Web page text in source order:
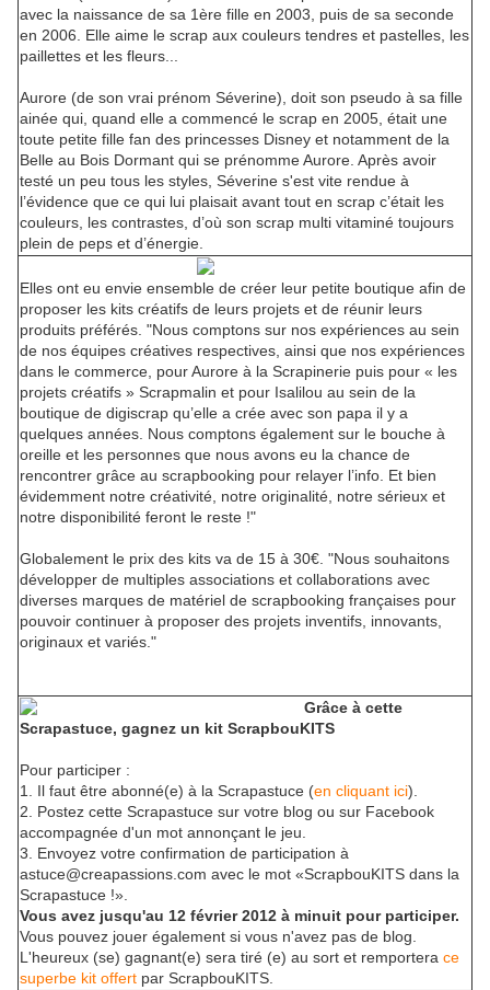
avec la naissance de sa 1ère fille en 2003, puis de sa seconde
en 2006. Elle aime le scrap aux couleurs tendres et pastelles, les
paillettes et les fleurs...
Aurore (de son vrai prénom Séverine), doit son pseudo à sa fille
ainée qui, quand elle a commencé le scrap en 2005, était une
toute petite fille fan des princesses Disney et notamment de la
Belle au Bois Dormant qui se prénomme Aurore. Après avoir
testé un peu tous les styles, Séverine s'est vite rendue à
l’évidence que ce qui lui plaisait avant tout en scrap c’était les
couleurs, les contrastes, d’où son scrap multi vitaminé toujours
plein de peps et d’énergie.
Elles ont eu envie ensemble de créer leur petite boutique afin de
proposer les kits créatifs de leurs projets et de réunir leurs
produits préférés. "Nous comptons sur nos expériences au sein
de nos équipes créatives respectives, ainsi que nos expériences
dans le commerce, pour Aurore à la Scrapinerie puis pour « les
projets créatifs » Scrapmalin et pour Isalilou au sein de la
boutique de digiscrap qu’elle a crée avec son papa il y a
quelques années. Nous comptons également sur le bouche à
oreille et les personnes que nous avons eu la chance de
rencontrer grâce au scrapbooking pour relayer l’info. Et bien
évidemment notre créativité, notre originalité, notre sérieux et
notre disponibilité feront le reste !"
Globalement le prix des kits va de 15 à 30€. "Nous souhaitons
développer de multiples associations et collaborations avec
diverses marques de matériel de scrapbooking françaises pour
pouvoir continuer à proposer des projets inventifs, innovants,
originaux et variés."
Grâce à cette
Scrapastuce, gagnez un kit ScrapbouKITS
Pour participer :
1. Il faut être abonné(e) à la Scrapastuce (en cliquant ici).
2. Postez cette Scrapastuce sur votre blog ou sur Facebook
accompagnée d'un mot annonçant le jeu.
3. Envoyez votre confirmation de participation à
astuce@creapassions.com avec le mot «ScrapbouKITS dans la
Scrapastuce !».
Vous avez jusqu'au 12 février 2012 à minuit pour participer.
Vous pouvez jouer également si vous n'avez pas de blog.
L'heureux (se) gagnant(e) sera tiré (e) au sort et remportera ce
superbe kit offert par ScrapbouKITS.